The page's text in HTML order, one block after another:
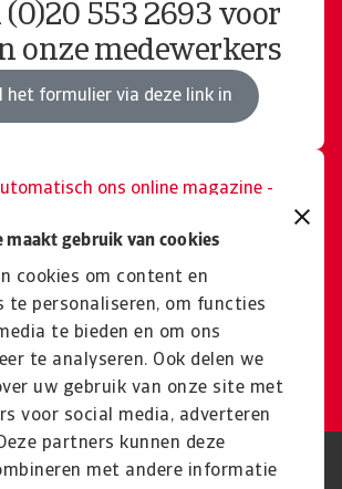
maakt gebruik van cookies
cookies om content en
te personaliseren, om functies
te bieden en om ons
te analyseren. Ook delen we
uw gebruik van onze site met
voor social media, adverteren
partners kunnen deze
met andere informatie
(0)20 553 2693 voor
onze medewerkers
het formulier via deze link in
ons online magazine -
updates over
handel.
Schrijf u vandaag in
Privacyverklaring